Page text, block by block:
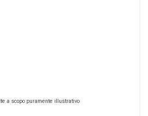
a scopo puramente illustrativo